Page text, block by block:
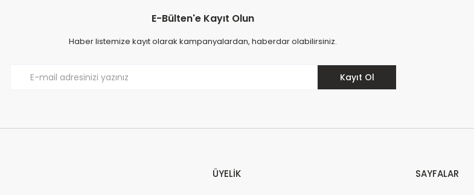
E-Bülten'e Kayıt Olun
Haber listemize kayıt olarak kampanyalardan, haberdar olabilirsiniz.
Kayıt Ol
ÜYELİK SAYFALAR